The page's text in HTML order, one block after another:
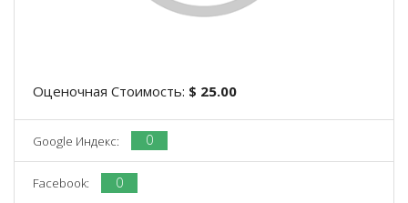
Оценочная Стоимость: $ 25.00
Google Индекс: 0
Facebook: 0